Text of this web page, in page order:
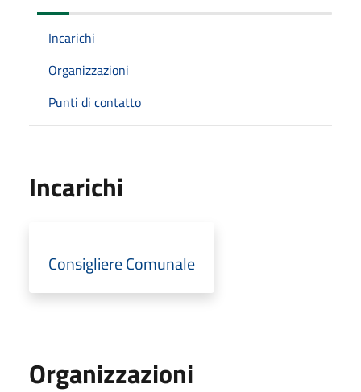
Incarichi
Organizzazioni
Punti di contatto
Incarichi
Consigliere Comunale
Organizzazioni